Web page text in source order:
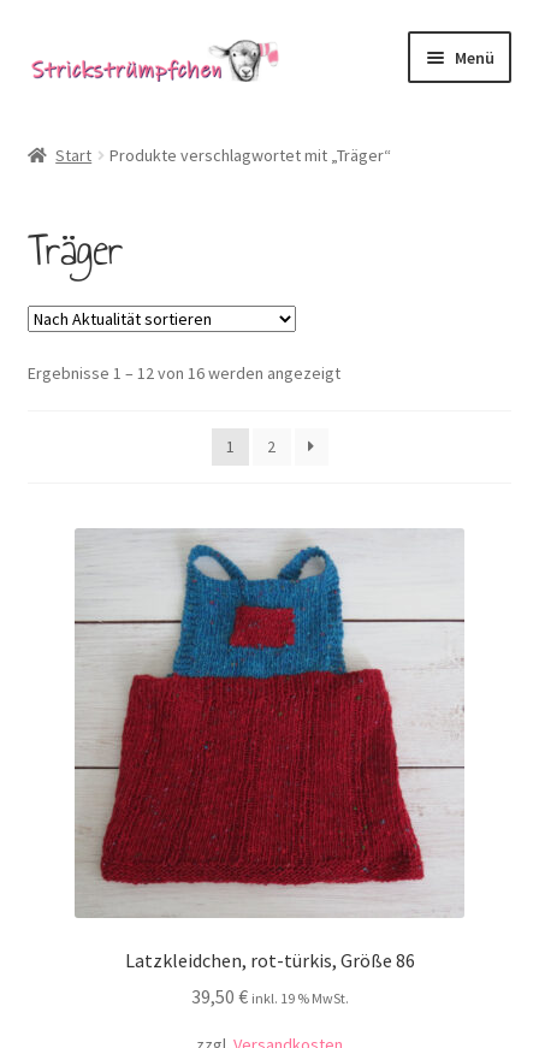
Navigation
Inhalt
Menü
Donegal-Jäckchen & Pullis
Spielhosen & Mützen
Karten
Start Produkte verschlagwortet mit „Träger“
Träger
Ergebnisse 1 – 12 von 16 werden angezeigtNach
1
2
Latzkleidchen, rot-türkis, Größe 86
39,50 € inkl. 19 % MwSt.